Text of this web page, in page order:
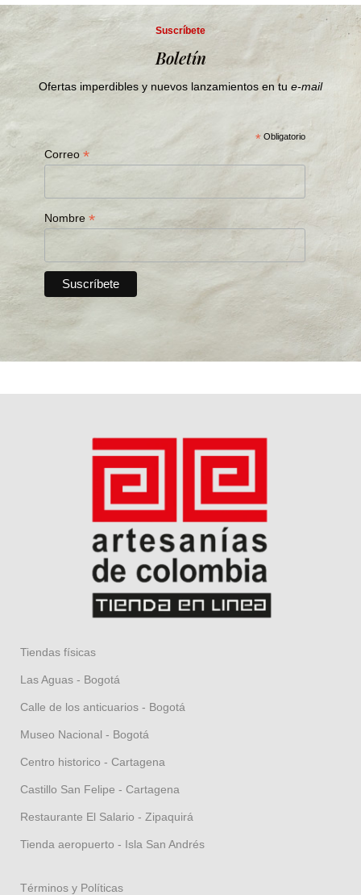
Suscríbete
Boletín
Ofertas imperdibles y nuevos lanzamientos en tu e-mail
* Obligatorio
Correo*
Nombre*
Tiendas físicas
Las Aguas - Bogotá
Calle de los anticuarios - Bogotá
Museo Nacional - Bogotá
Centro historico - Cartagena
Castillo San Felipe - Cartagena
Restaurante El Salario - Zipaquirá
Tienda aeropuerto - Isla San Andrés
Términos y Políticas